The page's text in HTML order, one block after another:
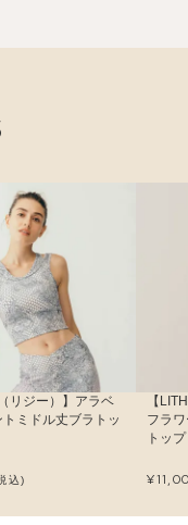
リジー）】アラベ
トミドル丈ブラトッ
込)
【
フラ
トップ
¥